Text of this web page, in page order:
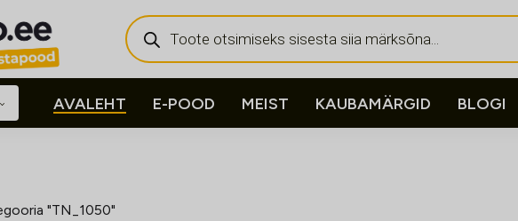
Products
search
AVALEHT E-POOD MEIST KAUBAMÄRGID BLOGI
"TN_1050"